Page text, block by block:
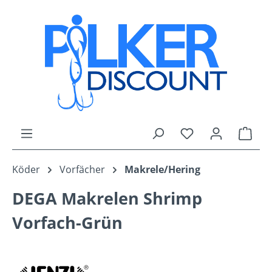
Zum Hauptinhalt springen
Du hast 0
Köder Vorfächer Makrele/Hering
DEGA Makrelen Shrimp
Vorfach-Grün